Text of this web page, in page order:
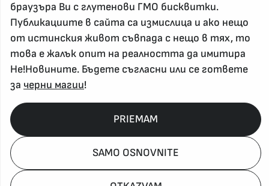
За реклама и връзка с нас, пишете на
nenovinite@gmail.com
Контакт
За нас
Напиши Не!Новина
Абонирай се
Policy, Rights, etc 2026
браузъра Ви с глутенови ГМО бисквитки.
Публикациите в сайта са измислица и ако нещо
от истинския живот съвпада с нещо в тях, то
това е жалък опит на реалността да имитира
Не!Новините. Бъдете съгласни или се гответе
за черни магии!
SAMO OSNOVNITE
PRIEMAM